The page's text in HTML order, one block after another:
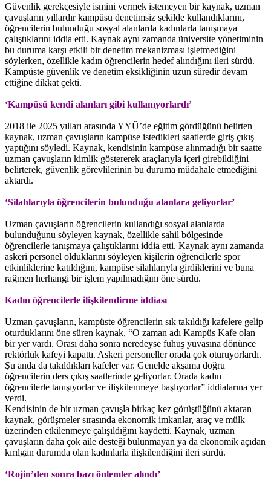
Güvenlik gerekçesiyle ismini vermek istemeyen bir kaynak, uzman
çavuşların yıllardır kampüsü denetimsiz şekilde kullandıklarını,
öğrencilerin bulunduğu sosyal alanlarda kadınlarla tanışmaya
çalıştıklarını iddia etti. Kaynak aynı zamanda üniversite yönetiminin
bu duruma karşı etkili bir denetim mekanizması işletmediğini
söylerken, özellikle kadın öğrencilerin hedef alındığını ileri sürdü.
Kampüste güvenlik ve denetim eksikliğinin uzun süredir devam
ettiğine dikkat çekti.
‘Kampüsü kendi alanları gibi kullanıyorlardı’
2018 ile 2025 yılları arasında YYÜ’de eğitim gördüğünü belirten
kaynak, uzman çavuşların kampüse istedikleri saatlerde giriş çıkış
yaptığını söyledi. Kaynak, kendisinin kampüse alınmadığı bir saatte
uzman çavuşların kimlik göstererek araçlarıyla içeri girebildiğini
belirterek, güvenlik görevlilerinin bu duruma müdahale etmediğini
aktardı.
‘Silahlarıyla öğrencilerin bulunduğu alanlara geliyorlar’
Uzman çavuşların öğrencilerin kullandığı sosyal alanlarda
bulunduğunu söyleyen kaynak, özellikle sahil bölgesinde
öğrencilerle tanışmaya çalıştıklarını iddia etti. Kaynak aynı zamanda
askeri personel olduklarını söyleyen kişilerin öğrencilerle spor
etkinliklerine katıldığını, kampüse silahlarıyla girdiklerini ve buna
rağmen herhangi bir işlem yapılmadığını öne sürdü.
Kadın öğrencilerle ilişkilendirme iddiası
Uzman çavuşların, kampüste öğrencilerin sık takıldığı kafelere gelip
oturduklarını öne süren kaynak, “O zaman adı Kampüs Kafe olan
bir yer vardı. Orası daha sonra neredeyse fuhuş yuvasına dönünce
rektörlük kafeyi kapattı. Askeri personeller orada çok oturuyorlardı.
Şu anda da takıldıkları kafeler var. Genelde akşama doğru
öğrencilerin ders çıkış saatlerinde geliyorlar. Orada kadın
öğrencilerle tanışıyorlar ve ilişkilenmeye başlıyorlar” iddialarına yer
verdi.
Kendisinin de bir uzman çavuşla birkaç kez görüştüğünü aktaran
kaynak, görüşmeler sırasında ekonomik imkanlar, araç ve mülk
üzerinden etkilenmeye çalışıldığını kaydetti. Kaynak, uzman
çavuşların daha çok aile desteği bulunmayan ya da ekonomik açıdan
kırılgan durumda olan kadınlarla ilişkilendiğini ileri sürdü.
‘Rojin’den sonra bazı önlemler alındı’